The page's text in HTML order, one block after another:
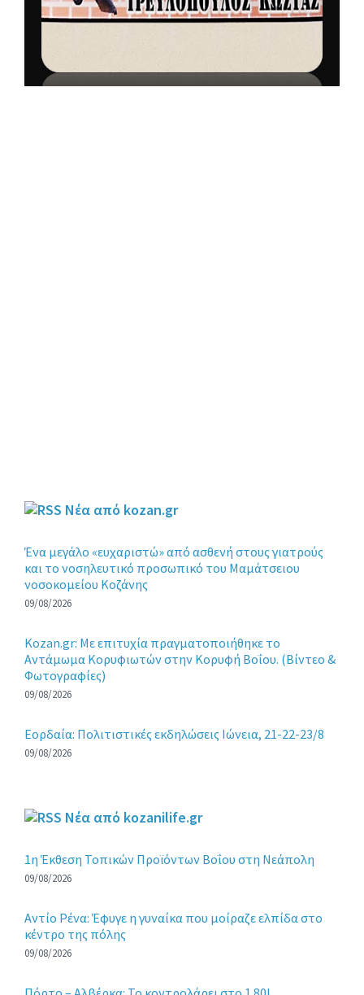
Νέα από kozan.gr
Ένα μεγάλο «ευχαριστώ» από ασθενή στους γιατρούς
και το νοσηλευτικό προσωπικό του Μαμάτσειου
νοσοκομείου Κοζάνης
09/08/2026
Kozan.gr: Με επιτυχία πραγματοποιήθηκε το
Αντάμωμα Κορυφιωτών στην Κορυφή Βοΐου. (Βίντεο &
Φωτογραφίες)
09/08/2026
Εορδαία: Πολιτιστικές εκδηλώσεις Ιώνεια, 21-22-23/8
09/08/2026
Νέα από kozanilife.gr
1η Έκθεση Τοπικών Προϊόντων Βοΐου στη Νεάπολη
09/08/2026
Αντίο Ρένα: Έφυγε η γυναίκα που μοίραζε ελπίδα στο
κέντρο της πόλης
09/08/2026